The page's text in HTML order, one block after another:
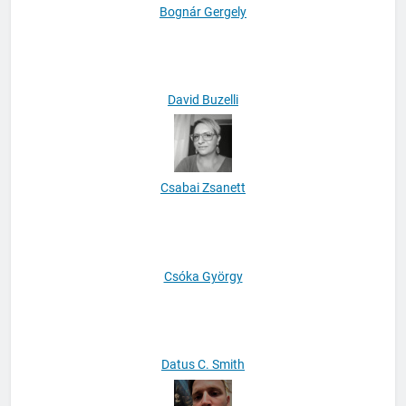
David Buzelli
Datus C. Smith